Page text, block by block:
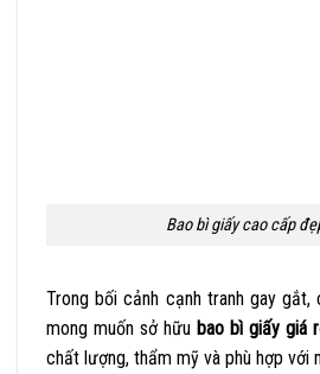
Bao bì giấy cao cấp
Trong bối cảnh cạnh tranh gay gắt,
mong muốn sở hữu bao bì giấy giá
chất lượng, thẩm mỹ và phù hợp với